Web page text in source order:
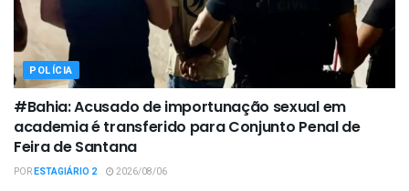
POLÍCIA
#Bahia: Acusado de importunação sexual em
academia é transferido para Conjunto Penal de
Feira de Santana
PORESTAGIÁRIO 2 2026/08/06